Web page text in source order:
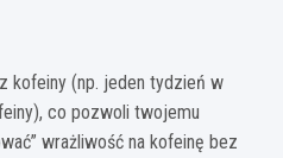
kofeiny (np. jeden tydzień w
co pozwoli twojemu
wrażliwość na kofeinę bez